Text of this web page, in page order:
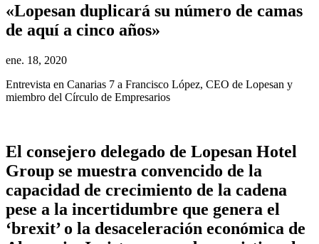
«Lopesan duplicará su número de camas
de aquí a cinco años»
ene. 18, 2020
Entrevista en Canarias 7 a Francisco López, CEO de Lopesan y
miembro del Círculo de Empresarios
El consejero delegado de Lopesan Hotel
Group se muestra convencido de la
capacidad de crecimiento de la cadena
pese a la incertidumbre que genera el
‘brexit’ o la desaceleración económica de